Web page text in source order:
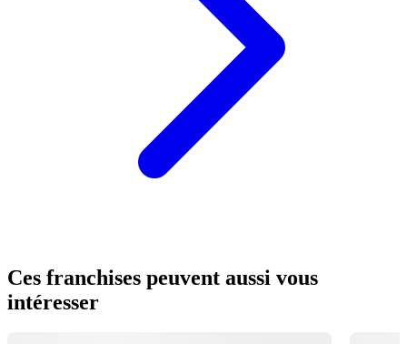
Ces franchises peuvent aussi vous
intéresser